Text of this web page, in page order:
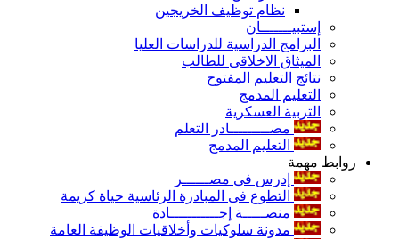
نظام توظيف الخريجين
إستبيـــــــان
البرامج الدراسية للدراسات العليا
الميثاق الاخلاقى للطالب
نتائج التعليم المفتوح
التعليم المدمج
التربية العسكرية
مصـــــــــادر التعلم
التعليم المدمج
روابط مهمة
إدرس فى مصــــــر
التطوع فى المبادرة الرئاسية حياة كريمة
منصـــــة إجـــــــــــادة
مدونة سلوكيات وأخلاقيات الوظيفة العامة